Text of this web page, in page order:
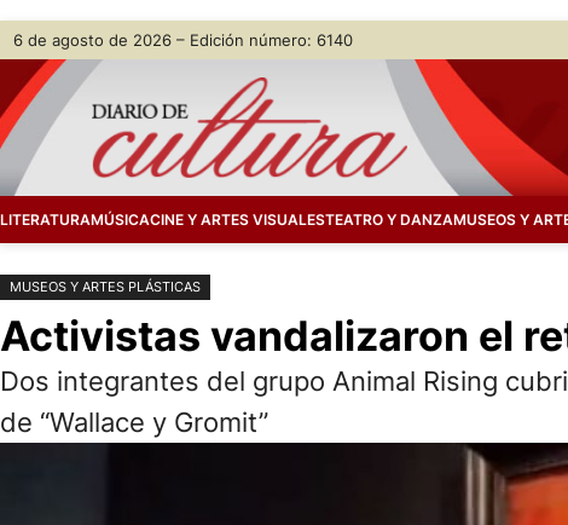
Saltar
contenido
Skip
content
6 de agosto de 2026 – Edición número: 6140
LITERATURAMÚSICACINE Y ARTES VISUALESTEATRO Y DANZAMUSEOS Y
MUSEOS Y ARTES PLÁSTICAS
Activistas vandalizaron el
Dos integrantes del grupo Animal Rising
de “Wallace y Gromit”